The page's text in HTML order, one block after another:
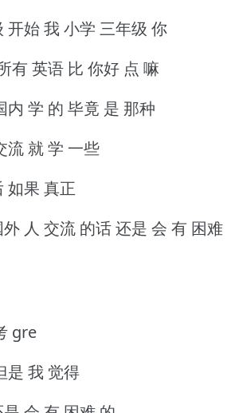
开始 我 小学 三年级 你
有 英语 比 你好 点 嘛
内 学 的 毕竟 是 那种
流 就 学 一些
如果 真正
人 交流 的话 还是 会 有 困难
gre
是 我 觉得